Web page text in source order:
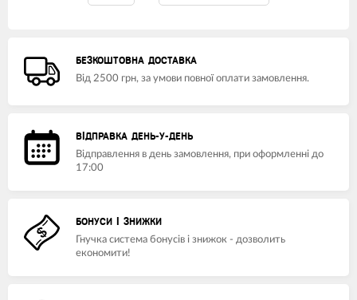
БЕЗКОШТОВНА ДОСТАВКА
Від 2500 грн, за умови повної оплати замовлення.
ВІДПРАВКА ДЕНЬ-У-ДЕНЬ
Відправлення в день замовлення, при оформленні до
17:00
БОНУСИ І ЗНИЖКИ
Гнучка система бонусів і знижок - дозволить
економити!